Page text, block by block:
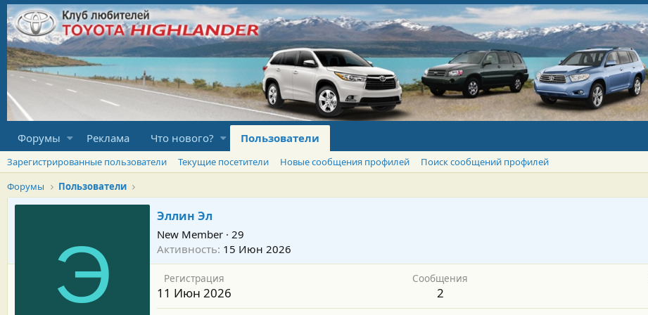
Форумы Реклама Что нового? Пользователи
Зарегистрированные пользователи Текущие посетители Новые сообщения профилей
Поиск сообщений профилей
Форумы
Пользователи
Э
Эллин Эл
New Member · 29
Активность 15 Июн 2026
Регистрация
11 Июн 2026
Сообщения
2